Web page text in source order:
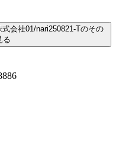
会社01/nari250821-Tのその
る